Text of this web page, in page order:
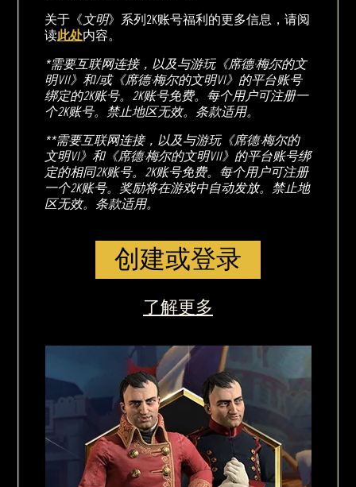
关于《文明》系列2K账号福利的更多信息，请阅
读此处内容。
*需要互联网连接，以及与游玩《席德·梅尔的文
明VII》和/或《席德·梅尔的文明VI》的平台账号
绑定的2K账号。2K账号免费。每个用户可注册一
个2K账号。禁止地区无效。条款适用。
**需要互联网连接，以及与游玩《席德·梅尔的
文明VI》和《席德·梅尔的文明VII》的平台账号绑
定的相同2K账号。2K账号免费。每个用户可注册
一个2K账号。奖励将在游戏中自动发放。禁止地
区无效。条款适用。
创建或登录
了解更多